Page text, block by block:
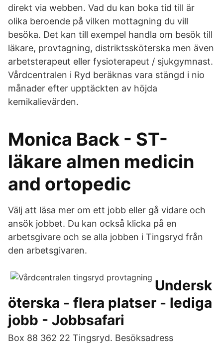
direkt via webben. Vad du kan boka tid till är
olika beroende på vilken mottagning du vill
besöka. Det kan till exempel handla om besök till
läkare, provtagning, distriktssköterska men även
arbetsterapeut eller fysioterapeut / sjukgymnast.
Vårdcentralen i Ryd beräknas vara stängd i nio
månader efter upptäckten av höjda
kemikalievärden.
Monica Back - ST-
läkare almen medicin
and ortopedic
Välj att läsa mer om ett jobb eller gå vidare och
ansök jobbet. Du kan också klicka på en
arbetsgivare och se alla jobben i Tingsryd från
den arbetsgivaren.
Undersk
öterska - flera platser - lediga
jobb - Jobbsafari
Box 88 362 22 Tingsryd. Besöksadress